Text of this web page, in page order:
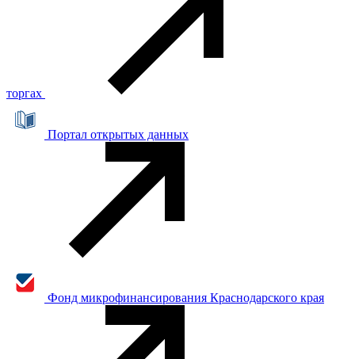
торгах
Портал открытых данных
Фонд микрофинансирования Краснодарского края